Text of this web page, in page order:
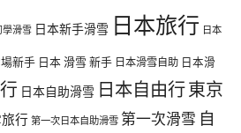
學滑雪 日本新手滑雪 日本旅行 日本
新手 日本 滑雪 新手 日本滑雪自助 日本滑
日本自助滑雪 日本自由行東京
行 第一次日本自助滑雪 第一次滑雪 自